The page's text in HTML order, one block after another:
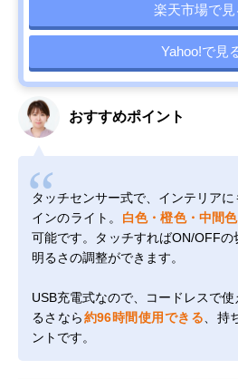
楽天市場で見
Yahoo!で見
おすすめポイント
タッチセンサー式で、インテリア
インのライト。 白色・橙色・中間
可能です。タッチすればON/OFF
明るさの調整ができます。
USB充電式なので、コードレスで
るさなら約96時間使用できる 、
ントです。